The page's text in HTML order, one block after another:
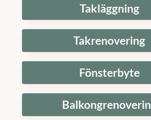
Takläggning
Takrenovering
Fönsterbyte